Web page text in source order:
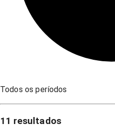
Todos os períodos
11 resultados